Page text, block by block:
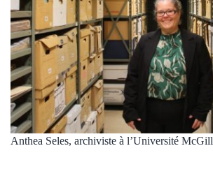
Anthea Seles, archiviste à l’Université McGill